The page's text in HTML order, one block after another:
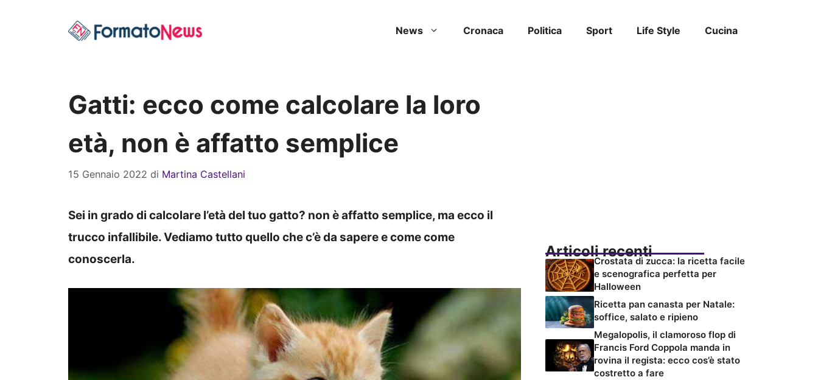
News Cronaca Politica Sport Life Style Cucina
Gatti: ecco come calcolare la loro
età, non è affatto semplice
15 Gennaio 2022 di Martina Castellani
Sei in grado di calcolare l’età del tuo gatto? non è affatto semplice, ma ecco il
trucco infallibile. Vediamo tutto quello che c’è da sapere e come come
conoscerla.
Articoli recenti
Crostata di zucca: la ricetta facile
e scenografica perfetta per
Halloween
Ricetta pan canasta per Natale:
soffice, salato e ripieno
Megalopolis, il clamoroso flop di
Francis Ford Coppola manda in
rovina il regista: ecco cos’è stato
costretto a fare